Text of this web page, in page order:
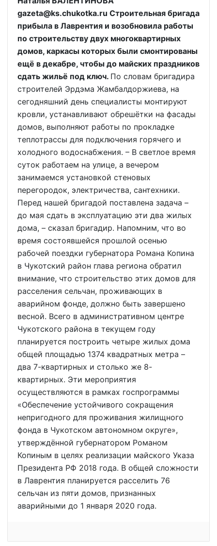
gazeta@ks.chukotka.ru Строительная бригада
прибыла в Лаврентия и возобновила работы
по строительству двух многоквартирных
домов, каркасы которых были смонтированы
ещё в декабре, чтобы до майских праздников
сдать жильё под ключ. По словам бригадира
строителей Эрдэма Жамбалдоржиева, на
сегодняшний день специалисты монтируют
кровли, устанавливают обрешётки на фасады
домов, выполняют работы по прокладке
теплотрассы для подключения горячего и
холодного водоснабжения. – В светлое время
суток работаем на улице, а вечером
занимаемся установкой стеновых
перегородок, электричества, сантехники.
Перед нашей бригадой поставлена задача –
до мая сдать в эксплуатацию эти два жилых
дома, – сказал бригадир. Напомним, что во
время состоявшейся прошлой осенью
рабочей поездки губернатора Романа Копина
в Чукотский район глава региона обратил
внимание, что строительство этих домов для
расселения сельчан, проживающих в
аварийном фонде, должно быть завершено
весной. Всего в административном центре
Чукотского района в текущем году
планируется построить четыре жилых дома
общей площадью 1374 квадратных метра –
два 7-квартирных и столько же 8-
квартирных. Эти мероприятия
осуществляются в рамках госпрограммы
«Обеспечение устойчивого сокращения
непригодного для проживания жилищного
фонда в Чукотском автономном округе»,
утверждённой губернатором Романом
Копиным в целях реализации майского Указа
Президента РФ 2018 года. В общей сложности
в Лаврентия планируется расселить 76
сельчан из пяти домов, признанных
аварийными до 1 января 2020 года.